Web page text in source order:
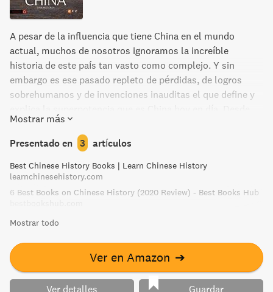
A pesar de la influencia que tiene China en el mundo
actual, muchos de nosotros ignoramos la increíble
historia de este país tan vasto como complejo. Y sin
embargo es ese pasado repleto de pérdidas, de logros
sobrehumanos y de invenciones inauditas el que define y
Confucio hasta Mao, y desde el alba de las leyendas a
través de una sucesión de dinastías hasta el clamor de la
revolución y del capitalismo escurridizo actual, John Keay
ofrece un relato cautivador de la nación más grande y
menos comprendida del mundo. Esta narración, que
utiliza los resultados de las investigaciones más
enriquecida mediante comparaciones provocadoras, cubre
3.000 años de logros extraordinarios y recorre todas las
regiones de China, desde los grandes centros urbanos
hasta los lugares más remotos. Este relato, tan digno de
crédito como lleno de preguntas, es tan indispensable
Mostrar más
Presentado en 3 artículos
Best Chinese History Books | Learn Chinese History
learnchinesehistory.com
6 Best Books on Chinese History (2020 Review) - Best Books Hub
Mostrar todo
Ver en Amazon ➔
Ver detalles Guardar